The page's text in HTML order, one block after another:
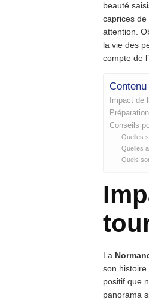
beauté
caprices
attention.
la vie des
compte de
Impact de
Conseils
Quelles
Quelles
Quels
La
son histoire
positif que
panorama